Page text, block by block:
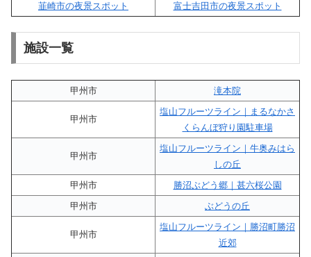
韮崎市の夜景スポット
富士吉田市の夜景スポット
施設一覧
甲州市 滝本院
甲州市
塩山フルーツライン｜まるなかさ
くらんぼ狩り園駐車場
甲州市
塩山フルーツライン｜牛奥みはら
しの丘
甲州市
勝沼ぶどう郷｜甚六桜公園
甲州市
ぶどうの丘
甲州市
塩山フルーツライン｜勝沼町勝沼
近郊